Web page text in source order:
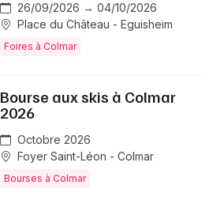
26/09/2026 → 04/10/2026
Place du Château - Eguisheim
Foires à Colmar
Bourse aux skis à Colmar
2026
Octobre 2026
Foyer Saint-Léon - Colmar
Bourses à Colmar